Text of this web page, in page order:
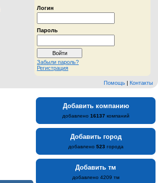
Логин
Пароль
Забыли пароль?
Регистрация
Помощь | Контакты
Добавить компанию
добавлено 16137 компаний
Добавить город
добавлено 523 города
Добавить тм
добавлено 4209 тм